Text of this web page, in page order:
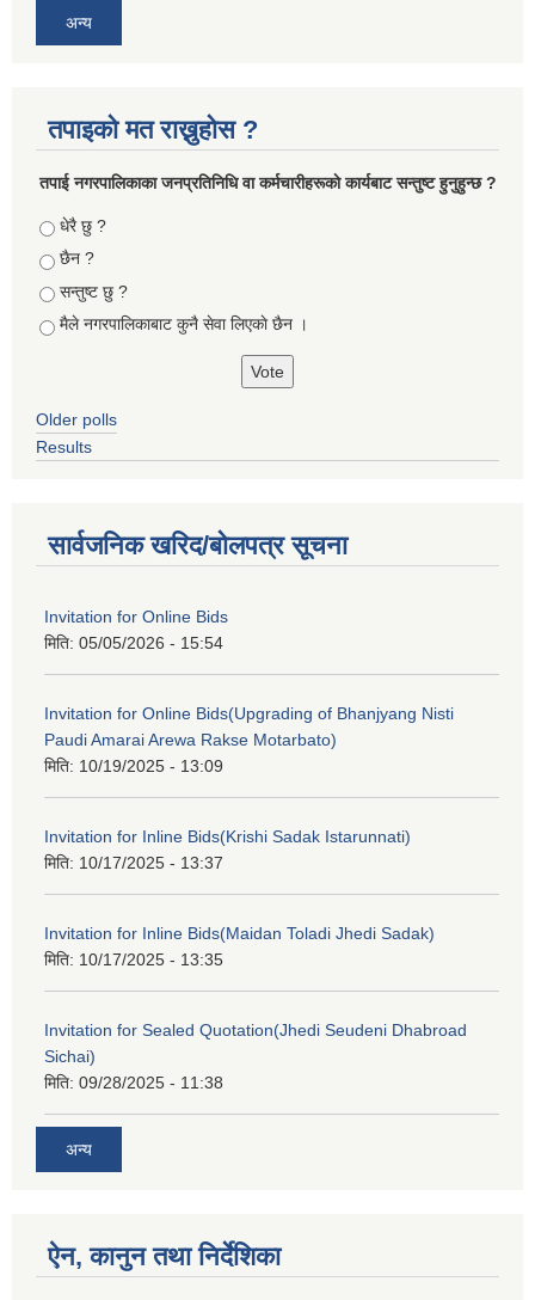
अन्य
तपाइको मत राख्नुहोस ?
तपा‌ई नगरपालिकाका जनप्रतिनिधि वा कर्मचारीहरूकाे कार्यबाट सन्तुष्ट हुनुहुन्छ ?
Choices
धेरै छु ?
छैन ?
सन्तुष्ट छु ?
मैले नगरपालिकाबाट कुनै सेवा लिएकाे छैन ।
Older polls
Results
सार्वजनिक खरिद/बोलपत्र सूचना
Invitation for Online Bids
मिति: 05/05/2026 - 15:54
Invitation for Online Bids(Upgrading of Bhanjyang Nisti
Paudi Amarai Arewa Rakse Motarbato)
मिति: 10/19/2025 - 13:09
Invitation for Inline Bids(Krishi Sadak Istarunnati)
मिति: 10/17/2025 - 13:37
Invitation for Inline Bids(Maidan Toladi Jhedi Sadak)
मिति: 10/17/2025 - 13:35
Invitation for Sealed Quotation(Jhedi Seudeni Dhabroad
Sichai)
मिति: 09/28/2025 - 11:38
अन्य
ऐन, कानुन तथा निर्देशिका